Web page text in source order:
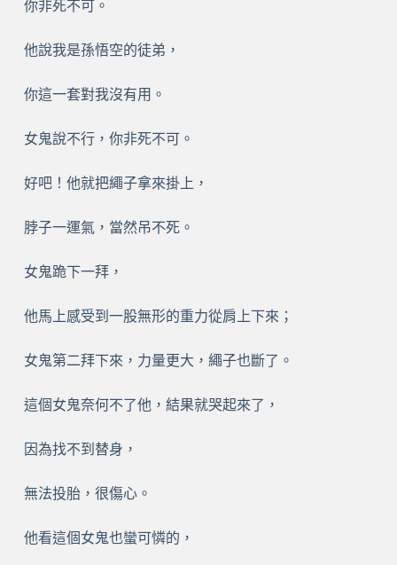
你非死不可。
他說我是孫悟空的徒弟，
你這一套對我沒有用。
女鬼說不行，你非死不可。
好吧！他就把繩子拿來掛上，
脖子一運氣，當然吊不死。
女鬼跪下一拜，
他馬上感受到一股無形的重力從肩上下來；
女鬼第二拜下來，力量更大，繩子也斷了。
這個女鬼奈何不了他，結果就哭起來了，
因為找不到替身，
無法投胎，很傷心。
他看這個女鬼也蠻可憐的，